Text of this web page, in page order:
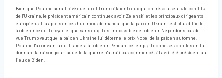
Bien que Poutine aurait rêvé que lui et Trump étaient ceux qui ont résolu seul « le conflit »
de l'Ukraine, le président américain continue d'avoir Zelenski et les principaux dirigeants
européens. Il a appris en ces huit mois de mandat que la paix en Ukraine est plus difficile
à obtenir ce qu'il croyait et que sans eux, il est impossible de l'obtenir. Ne perdons pas de
vue Trump veut que la paix en Ukraine lui décerne le prix Nobel de la paix en automne.
Poutine l'a convaincu qu'il l'aidera à l'obtenir. Pendant ce temps, il donne ses oreilles en lui
donnant la raison pour laquelle la guerre n'aurait pas commencé s'il avait été président au
lieu de Biden.